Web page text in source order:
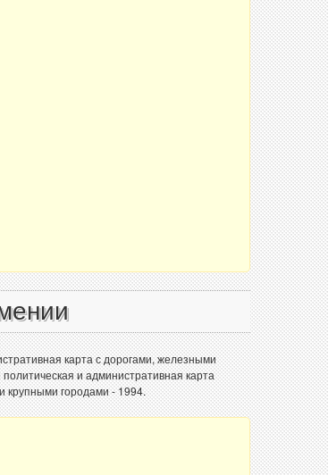
карта с дорогами, железными
и административная карта
крупными городами - 1994.